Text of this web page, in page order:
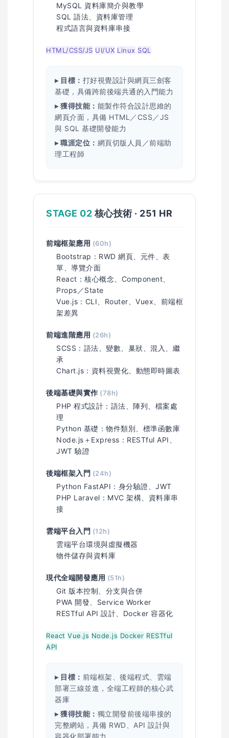
MySQL 資料庫簡介與教學
SQL 語法、資料庫管理
程式語言與資料庫串接
HTML/CSS/JS UI/UX Linux SQL
▸ 目標： 打好視覺設計與網頁三劍客
基礎，具備跨前後端共通的入門能力
▸ 獲得技能： 能製作符合設計思維的
網頁介面，具備 HTML／CSS／JS
與 SQL 基礎開發能力
▸ 職涯定位： 網頁切版人員／前端助
理工程師
STAGE 02核心技術 · 251 HR
前端框架應用 (60h)
Bootstrap：RWD 網頁、元件、表
單、導覽介面
React：核心概念、Component、
Props／State
Vue.js：CLI、Router、Vuex、前端框
架差異
前端進階應用 (26h)
SCSS：語法、變數、巢狀、混入、繼
承
Chart.js：資料視覺化、動態即時圖表
後端基礎與實作 (78h)
PHP 程式設計：語法、陣列、檔案處
理
Python 基礎：物件類別、標準函數庫
Node.js＋Express：RESTful API、
JWT 驗證
後端框架入門 (24h)
Python FastAPI：身分驗證、JWT
PHP Laravel：MVC 架構、資料庫串
接
雲端平台入門 (12h)
雲端平台環境與虛擬機器
物件儲存與資料庫
現代全端開發應用 (51h)
Git 版本控制、分支與合併
PWA 開發、Service Worker
RESTful API 設計、Docker 容器化
React Vue.js Node.js Docker RESTful
API
▸ 目標： 前端框架、後端程式、雲端
部署三線並進，全端工程師的核心武
器庫
▸ 獲得技能： 獨立開發前後端串接的
完整網站，具備 RWD、API 設計與
容器化部署能力